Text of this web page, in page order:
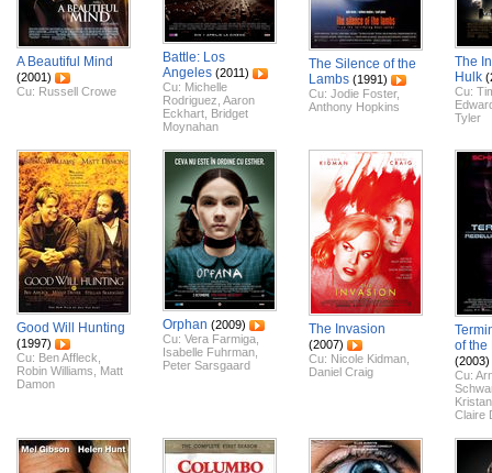
A Beautiful Mind
(2001)
Cu: Russell Crowe
Battle: Los
Angeles (2011)
Cu: Michelle
Rodriguez Aaron
Eckhart Bridget
Moynahan
The Silence of the
Lambs (1991)
Cu: Jodie Foster,
Anthony Hopkins
The
Hulk
Cu:
Tyler
Good Will Hunting
(1997)
Cu: Ben Affleck
Robin Williams
Matt
Damon
Orphan (2009)
Cu: Vera Farmiga
Isabelle Fuhrman
Peter Sarsgaard
The Invasion
(2007)
Cu: Nicole Kidman
Daniel Craig
of the
(2003)
Cu:
Claire